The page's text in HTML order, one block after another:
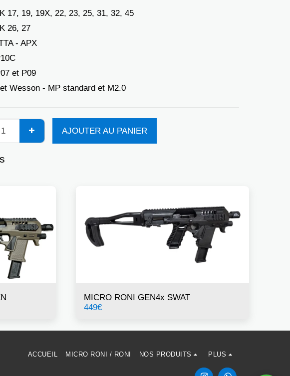
17, 19, 19X, 22, 23, 25, 31, 32, 45
26, 27
- APX
et P09
Wesson - MP standard et M2.0
AJOUTER AU PANIER
MICRO RONI GEN4x SWAT
449€
ACCUEIL MICRO RONI / RONI NOS PRODUITS PLUS